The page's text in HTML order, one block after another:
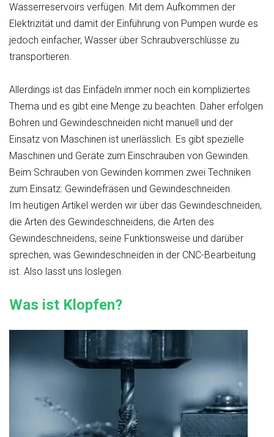
Wasserreservoirs verfügen. Mit dem Aufkommen der
Elektrizität und damit der Einführung von Pumpen wurde es
jedoch einfacher, Wasser über Schraubverschlüsse zu
transportieren.
Allerdings ist das Einfädeln immer noch ein kompliziertes
Thema und es gibt eine Menge zu beachten. Daher erfolgen
Bohren und Gewindeschneiden nicht manuell und der
Einsatz von Maschinen ist unerlässlich. Es gibt spezielle
Maschinen und Geräte zum Einschrauben von Gewinden.
Beim Schrauben von Gewinden kommen zwei Techniken
zum Einsatz: Gewindefräsen und Gewindeschneiden.
Im heutigen Artikel werden wir über das Gewindeschneiden,
die Arten des Gewindeschneidens, die Arten des
Gewindeschneidens, seine Funktionsweise und darüber
sprechen, was Gewindeschneiden in der CNC-Bearbeitung
ist. Also lasst uns loslegen.
Was ist Klopfen?